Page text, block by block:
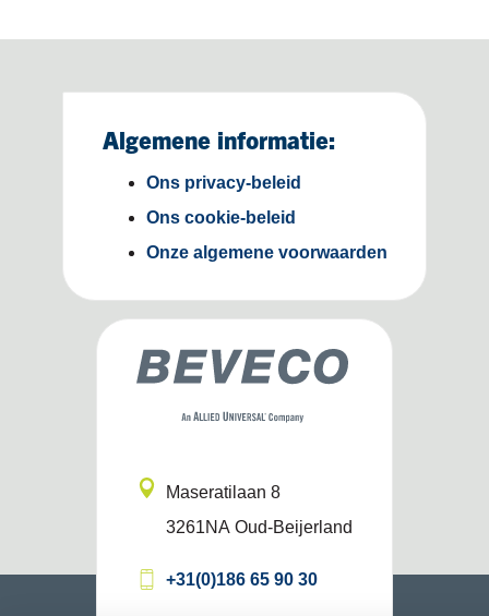
Maseratilaan 8
3261NA Oud-Beijerland
+31(0)186 65 90 30
Algemene informatie:
Ons privacy-beleid
Ons cookie-beleid
Onze algemene voorwaarden